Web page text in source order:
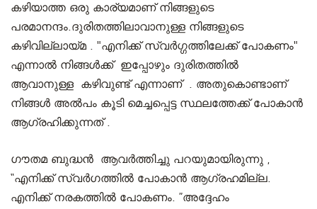
കഴിയാത്ത ഒരു കാര്യമാണ് നിങ്ങളുടെ
പരമാനന്ദം.ദുരിതത്തിലാവാനുള്ള നിങ്ങളുടെ
കഴിവില്ലായ്മ . "എനിക്ക് സ്വർഗ്ഗത്തിലേക്ക് പോകണം"
എന്നാൽ നിങ്ങൾക്ക് ഇപ്പോഴും ദുരിതത്തിൽ
ആവാനുള്ള കഴിവുണ്ട് എന്നാണ് . അതുകൊണ്ടാണ്
നിങ്ങൾ അൽപം കൂടി മെച്ചപ്പെട്ട സ്ഥലത്തേക്ക് പോകാൻ
ആഗ്രഹിക്കുന്നത് .
ഗൗതമ ബുദ്ധൻ ആവർത്തിച്ചു പറയുമായിരുന്നു ,
“എനിക്ക് സ്വർഗത്തിൽ പോകാൻ ആഗ്രഹമില്ല.
എനിക്ക് നരകത്തിൽ പോകണം. ”അദ്ദേഹം